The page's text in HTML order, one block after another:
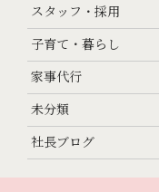
スタッフ・採用
子育て・暮らし
家事代行
未分類
社長ブログ